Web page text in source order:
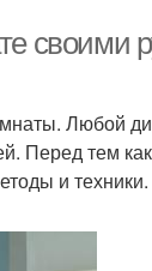
своими
Любой
Перед тем как
и техники.